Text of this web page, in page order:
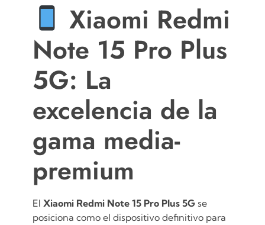
Xiaomi Redmi
Note 15 Pro Plus
5G: La
excelencia de la
gama media-
premium
El Xiaomi Redmi Note 15 Pro Plus 5G se
posiciona como el dispositivo definitivo para